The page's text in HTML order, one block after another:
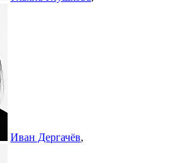
Иван Дергачёв,